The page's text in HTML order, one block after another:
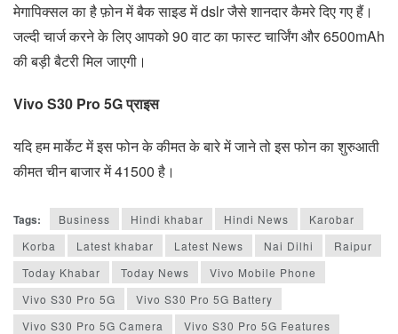
मेगापिक्सल का है फ़ोन में बैक साइड में dslr जैसे शानदार कैमरे दिए गए हैं।
जल्दी चार्ज करने के लिए आपको 90 वाट का फास्ट चार्जिंग और 6500mAh
की बड़ी बैटरी मिल जाएगी।
Vivo S30 Pro 5G प्राइस
यदि हम मार्केट में इस फोन के कीमत के बारे में जाने तो इस फोन का शुरुआती
कीमत चीन बाजार में 41500 है।
Tags: Business Hindi khabar Hindi News
Karobar
Korba
Latest khabar Latest News Nai Dilhi
Raipur
Today Khabar
Today News
Vivo Mobile Phone
Vivo S30 Pro 5G
Vivo S30 Pro 5G Battery
Vivo S30 Pro 5G Camera
Vivo S30 Pro 5G Features